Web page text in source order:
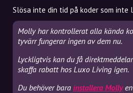
Slösa inte din tid på koder som inte
Molly har kontrollerat alla kända
tyvärr fungerar ingen av dem nu.
Lyckligtvis kan du få
skaffa rabatt hos Luxo Living igen.
Du behöver bara installera Molly